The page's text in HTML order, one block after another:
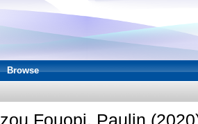
Browse
Fouopi, Paulin